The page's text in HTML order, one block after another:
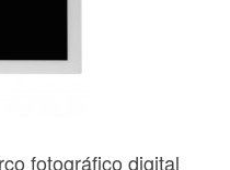
fotográfico digital